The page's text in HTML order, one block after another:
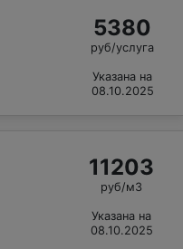
5380
руб/услуга
Указана на
08.10.2025
11203
руб/м3
Указана на
08.10.2025